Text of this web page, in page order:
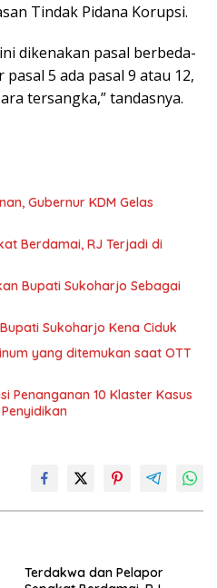
Tindak Pidana Korupsi.
dikenakan pasal berbeda-
5 ada pasal 9 atau 12,
tersangka,” tandasnya.
Gubernur KDM Gelas
Berdamai, RJ Terjadi di
Bupati Sukoharjo Sebagai
Sukoharjo Kena Ciduk
yang ditemukan saat OTT
Penanganan 10 Klaster Kasus
Terdakwa dan Pelapor